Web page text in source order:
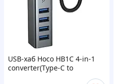
USB-хаб Hoco HB1C 4-in-1
converter(Type-C to